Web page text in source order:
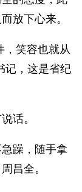
放下心来。
，笑容也就从
记，这是省纪
话。
躁，随手拿
昌全。